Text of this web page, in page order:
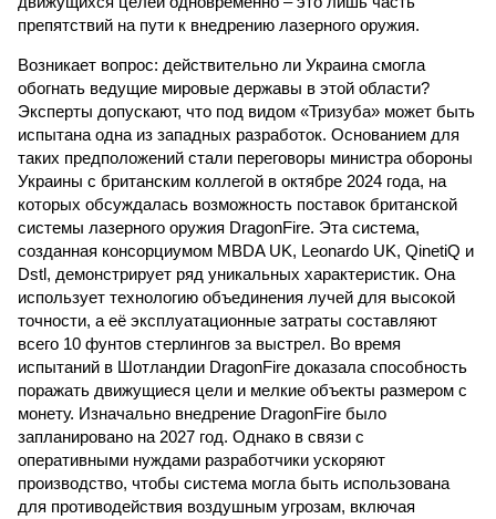
препятствий на пути к внедрению лазерного оружия.
Возникает вопрос: действительно ли Украина смогла
обогнать ведущие мировые державы в этой области?
Эксперты допускают, что под видом «Тризуба» может быть
испытана одна из западных разработок. Основанием для
таких предположений стали переговоры министра обороны
Украины с британским коллегой в октябре 2024 года, на
которых обсуждалась возможность поставок британской
системы лазерного оружия DragonFire. Эта система,
созданная консорциумом MBDA UK, Leonardo UK, QinetiQ и
Dstl, демонстрирует ряд уникальных характеристик. Она
использует технологию объединения лучей для высокой
точности, а её эксплуатационные затраты составляют
всего 10 фунтов стерлингов за выстрел. Во время
испытаний в Шотландии DragonFire доказала способность
поражать движущиеся цели и мелкие объекты размером с
монету. Изначально внедрение DragonFire было
запланировано на 2027 год. Однако в связи с
оперативными нуждами разработчики ускоряют
производство, чтобы система могла быть использована
для противодействия воздушным угрозам, включая